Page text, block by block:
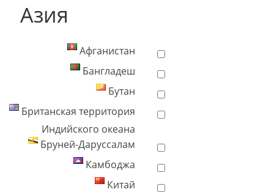
Азия
Афганистан
Бангладеш
Бутан
Британская территория
Индийского океана
Бруней-Даруссалам
Камбоджа
Китай